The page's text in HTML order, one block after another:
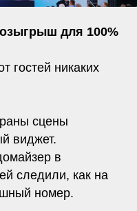
для 100%
гостей никаких
сцены
виджет.
в
следили, как на
номер.